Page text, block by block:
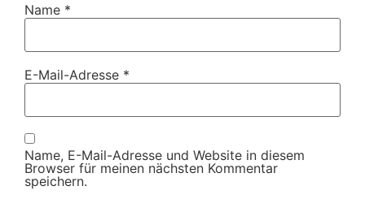
Name *
E-Mail-Adresse *
Name, E-Mail-Adresse und Website in diesem
Browser für meinen nächsten Kommentar
speichern.